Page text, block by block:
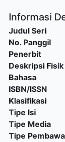
Informasi
Judul Seri
No. Panggil
Penerbit
Deskripsi Fisik
Bahasa
ISBN/ISSN
Klasifikasi
Tipe Isi
Tipe Media
Tipe Pembawa